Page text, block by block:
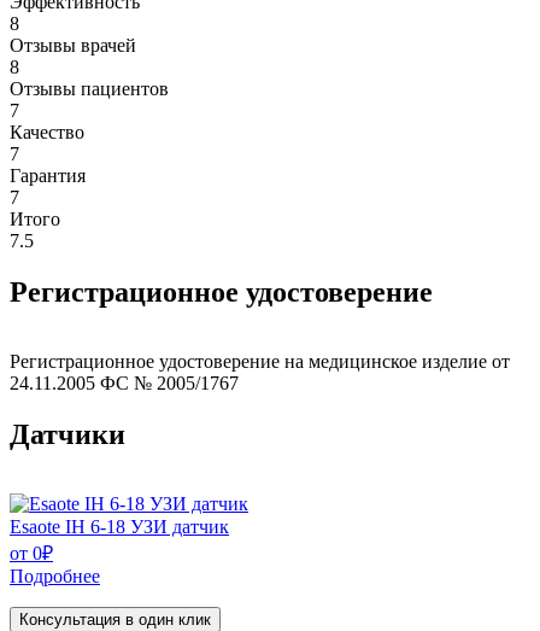
8
Отзывы врачей
8
Отзывы пациентов
7
Качество
7
Гарантия
7
Итого
7.5
Регистрационное удостоверение
Регистрационное удостоверение на медицинское изделие от
24.11.2005 ФС № 2005/1767
Датчики
Esaote IH 6-18 УЗИ датчик
от 0₽
Подробнее
Консультация в один клик